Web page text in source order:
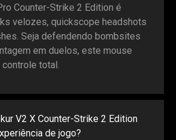
Counter-Strike 2 Edition é
velozes, quickscope headshots
Seja defendendo bombsites
em duelos, este mouse
total.
V2 X Counter-Strike 2 Edition
de jogo?